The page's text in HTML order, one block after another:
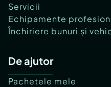
Servicii
Echipamente
Închiriere bunuri și
De ajutor
Pachetele mele